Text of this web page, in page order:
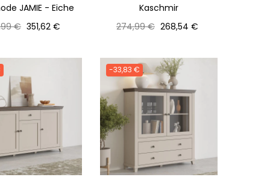
JAMIE - Eiche
€ Preis
351,62 €
Kaschmir
Normaler
274,99 € Preis
268,54 €
-33,83 €